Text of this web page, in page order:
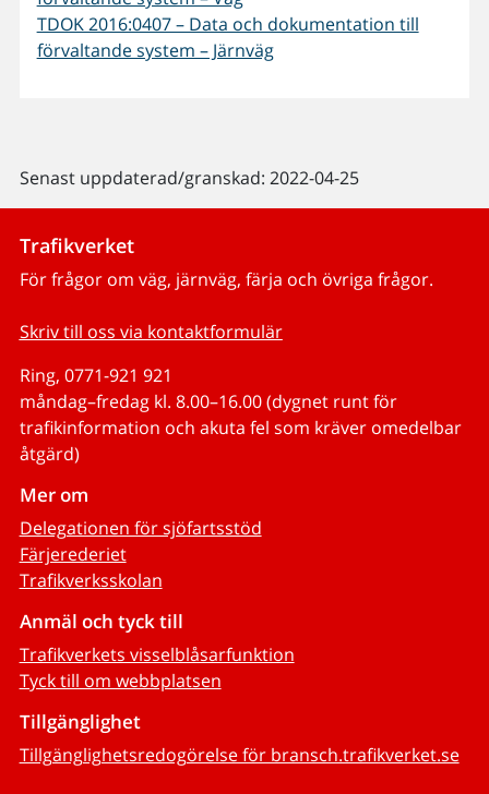
TDOK 2016:0407 – Data och dokumentation till
förvaltande system – Järnväg
Senast uppdaterad/granskad: 2022-04-25
Trafikverket
För frågor om väg, järnväg, färja och övriga frågor.
Skriv till oss via kontaktformulär
Ring, 0771-921 921
måndag–fredag kl. 8.00–16.00 (dygnet runt för
trafikinformation och akuta fel som kräver omedelbar
åtgärd)
Mer om
Delegationen för sjöfartsstöd
Färjerederiet
Trafikverksskolan
Anmäl och tyck till
Trafikverkets visselblåsarfunktion
Tyck till om webbplatsen
Tillgänglighet
Tillgänglighetsredogörelse för bransch.trafikverket.se